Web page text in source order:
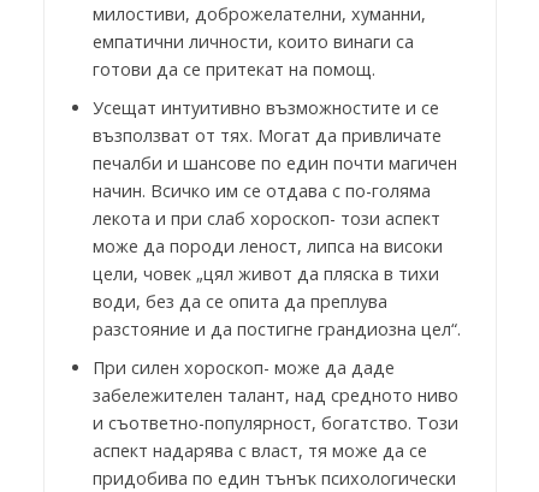
милостиви, доброжелателни, хуманни,
емпатични личности, които винаги са
готови да се притекат на помощ.
Усещат интуитивно възможностите и се
възползват от тях. Могат да привличате
печалби и шансове по един почти магичен
начин. Всичко им се отдава с по-голяма
лекота и при слаб хороскоп- този аспект
може да породи леност, липса на високи
цели, човек „цял живот да пляска в тихи
води, без да се опита да преплува
разстояние и да постигне грандиозна цел“.
При силен хороскоп- може да даде
забележителен талант, над средното ниво
и съответно-популярност, богатство. Този
аспект надарява с власт, тя може да се
придобива по един тънък психологически